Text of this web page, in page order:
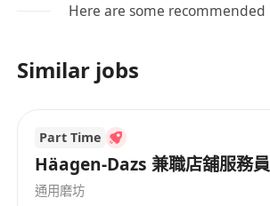
監控各區域店舖使用費用預算，
定期訂定推廣活動，配合集團
要求:
中五或以上程度
Here are some recommended
Similar jobs
Part Time
Häagen-Dazs 兼職店舖服務員
通用磨坊